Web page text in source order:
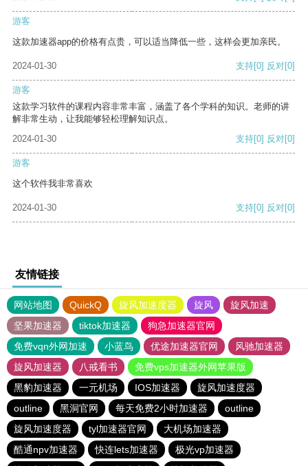
游客
这款加速器app的价格有点贵，可以适当降低一些，这样会更加亲民。
2024-01-30 支持[0] 反对[0]
游客
这款学习软件的课程内容非常丰富，涵盖了各个学科的知识。老师的讲
解非常生动，让我能够轻松理解知识点。
2024-01-30
支持[0] 反对[0]
游客
这个软件我非常喜欢
2024-01-30 支持[0] 反对[0]
友情链接
网站地图 QuickQ 旋风加速度器 旋风
旋风加速
坚果加速器
tiktok加速器
狗急加速器官网
免费vqn外网加速
小蓝鸟 优途加速器官网
风驰加速器
旋风加速器
八戒看书
免费vps加速器外网苹果版
黑豹加速器
一元机场 IOS加速器
旋风加速度器
outline
黑洞官网 每天免费2小时加速器
outline
旋风加速度器
tyl加速器官网
大机场加速器
酷通npv加速器
快连lets加速器
极光vp加速器